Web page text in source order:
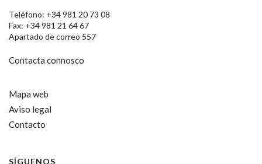
Teléfono: +34 981 20 73 08
Fax: +34 981 21 64 67
Apartado de correo 557
Contacta connosco
Mapa web
Aviso legal
Contacto
SÍGUENOS